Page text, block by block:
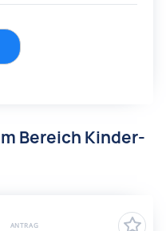
Bereich Kinder-
ANTRAG